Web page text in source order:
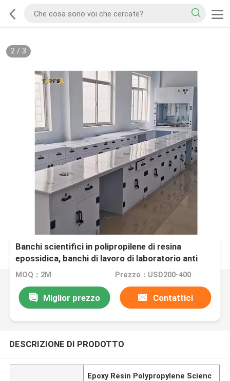
2/ 3
Banchi scientifici in polipropilene di resina
epossidica, banchi di lavoro di laboratorio anti
alcali W750mm
MOQ：2M Prezzo：USD200-400
Miglior prezzo Contattici
DESCRIZIONE DI PRODOTTO
Epoxy Resin Polypropylene Scienc